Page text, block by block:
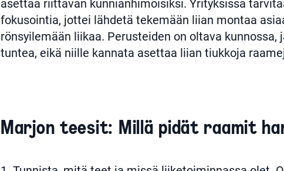
asettaa riittävän kunnianhimoisiksi. Yrityksissä
fokusointia, jottei lähdetä tekemään liian montaa
rönsyilemään liikaa. Perusteiden on oltava
tuntea, eikä niille kannata asettaa liian tiukkoja
Marjon teesit: Millä pidät raamit